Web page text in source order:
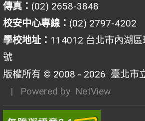
傳真： (02) 2658-3848
校安中心專線： (02) 2797-4202
學校地址： 114012 台北市內湖
號
版權所有 © 2008 - 2026 臺北市
| Powered by NetView